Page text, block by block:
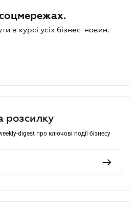
в курсі усіх бізнес-новин.
розсилку
digest про ключові події бізнесу